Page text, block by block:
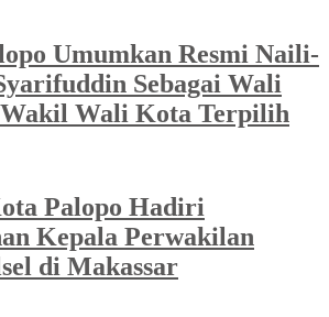
Umumkan Resmi Naili-
Sebagai Wali
Wali Kota Terpilih
Palopo Hadiri
Kepala Perwakilan
di Makassar